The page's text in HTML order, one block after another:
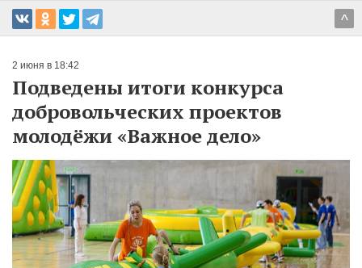
^
2 июня в 18:42
Подведены итоги конкурса
добровольческих проектов
молодёжи «Важное дело»